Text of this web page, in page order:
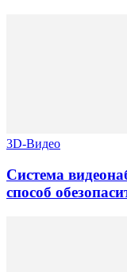
3D-Видео
Система
способ